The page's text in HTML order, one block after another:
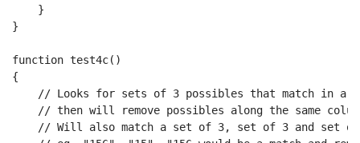
}
}
function test4c()
{
// Looks for sets of 3 possibles that match in a
// then will remove possibles along the same
// Will also match a set of 3, set of 3 and set